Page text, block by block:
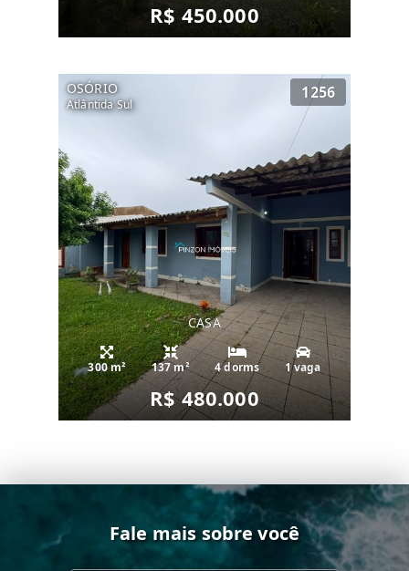
R$ 450.000
OSÓRIO
Atlântida Sul
1256
CASA
300 m² 137 m² 4 dorms 1 vaga
R$ 480.000
Fale mais sobre você